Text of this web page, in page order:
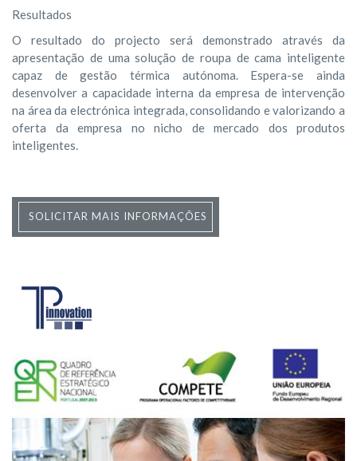
Resultados
O resultado do projecto será demonstrado através da
apresentação de uma solução de roupa de cama inteligente
capaz de gestão térmica autónoma. Espera-se ainda
desenvolver a capacidade interna da empresa de intervenção
na área da electrónica integrada, consolidando e valorizando a
oferta da empresa no nicho de mercado dos produtos
inteligentes.
SOLICITAR MAIS INFORMAÇÕES